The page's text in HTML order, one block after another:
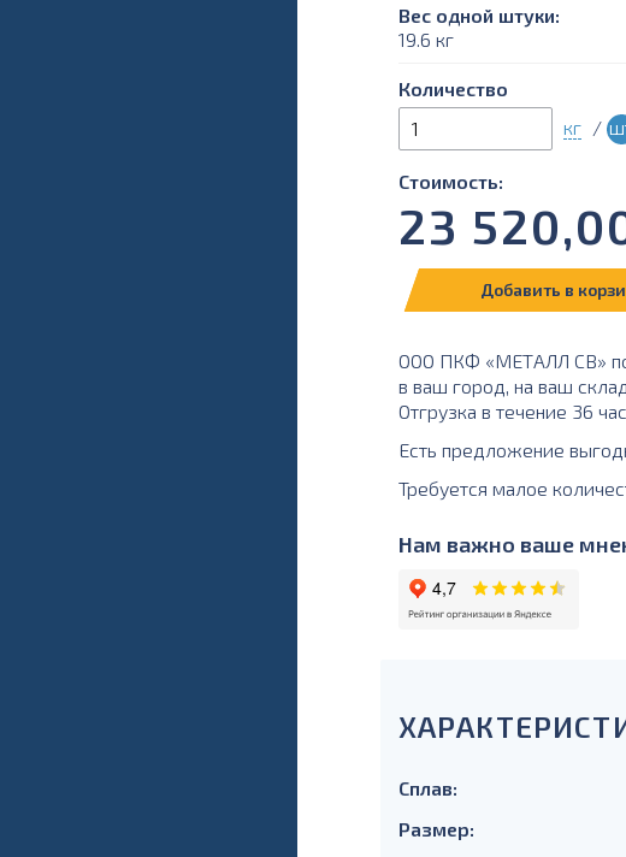
Вес одной штуки:
19.6 кг
Количество
кг /
Стоимость:
23
Добавить в
ООО ПКФ «МЕТАЛЛ СВ»
в ваш город, на ваш
Отгрузка в течение 36
Есть предложение
Требуется малое
Нам важно ваше
Сплав:
Размер: